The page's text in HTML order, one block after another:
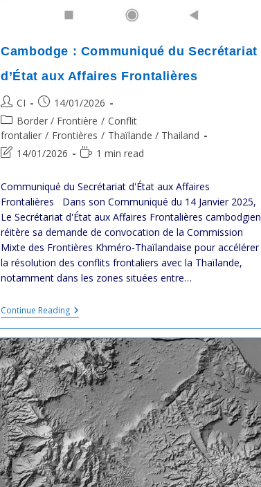
Cambodge : Communiqué du Secrétariat
d’État aux Affaires Frontalières
Post
author:
CI
Post
published:
14/01/2026
Post
category:
Border / Frontière / Conflit
frontalier / Frontières / Thaïlande / Thailand
Post
modified:
14/01/2026
Reading1 min read
Communiqué du Secrétariat d'État aux Affaires
Frontalières Dans son Communiqué du 14 Janvier 2025,
Le Secrétariat d'État aux Affaires Frontalières cambodgien
réitère sa demande de convocation de la Commission
Mixte des Frontières Khméro-Thaïlandaise pour accélérer
la résolution des conflits frontaliers avec la Thaïlande,
notamment dans les zones situées entre…
Continue ReadingCambodge
:
Communiqué
Du
Secrétariat
D’État
Aux
Affaires
Frontalières